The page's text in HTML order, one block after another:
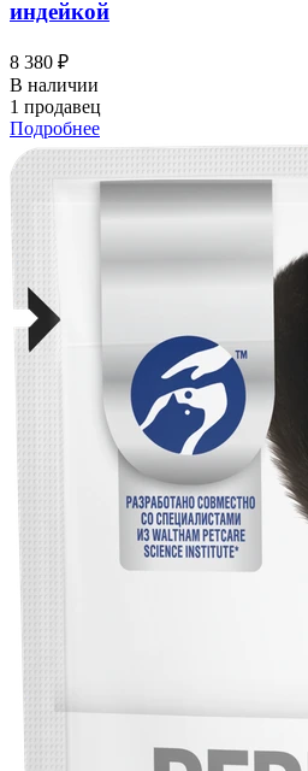
индейкой
8 380 ₽
В наличии
1 продавец
Подробнее